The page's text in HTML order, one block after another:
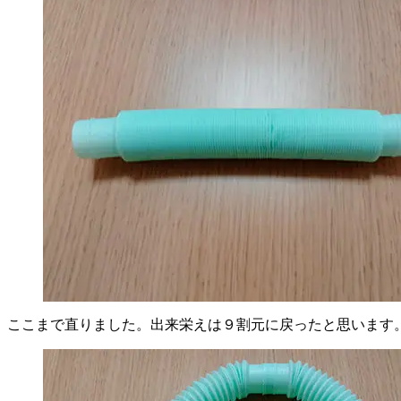
ここまで直りました。出来栄えは９割元に戻ったと思います